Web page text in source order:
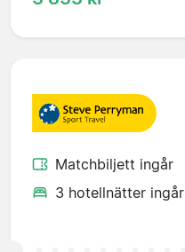
Matchbiljett ingår
3 hotellnätter ingår